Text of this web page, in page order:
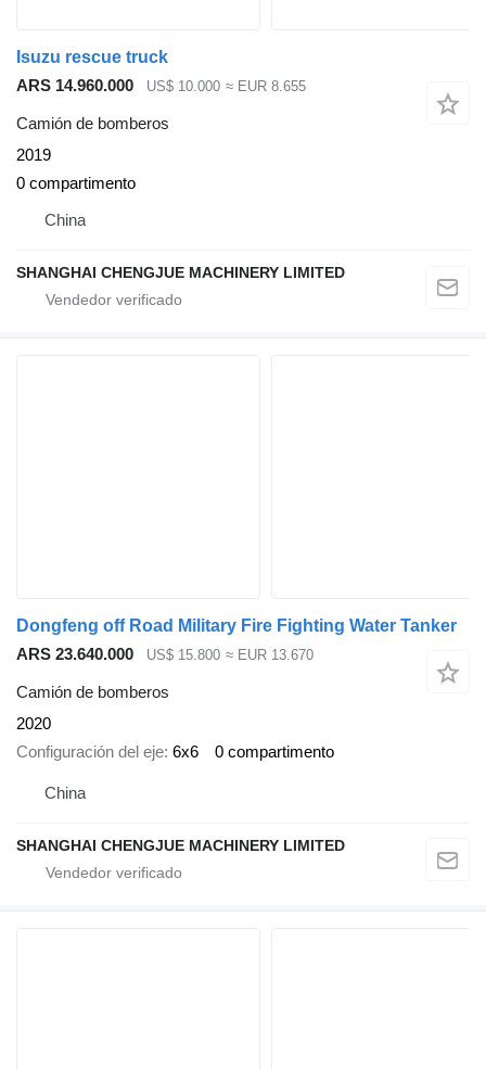
Isuzu rescue truck
ARS 14.960.000
US$ 10.000 ≈ EUR 8.655
Camión de bomberos
2019
0 compartimento
China
SHANGHAI CHENGJUE MACHINERY LIMITED
Dongfeng off Road Military Fire Fighting Water Tanker
ARS 23.640.000
US$ 15.800 ≈ EUR 13.670
Camión de bomberos
2020
Configuración del eje 6x6 0 compartimento
China
SHANGHAI CHENGJUE MACHINERY LIMITED